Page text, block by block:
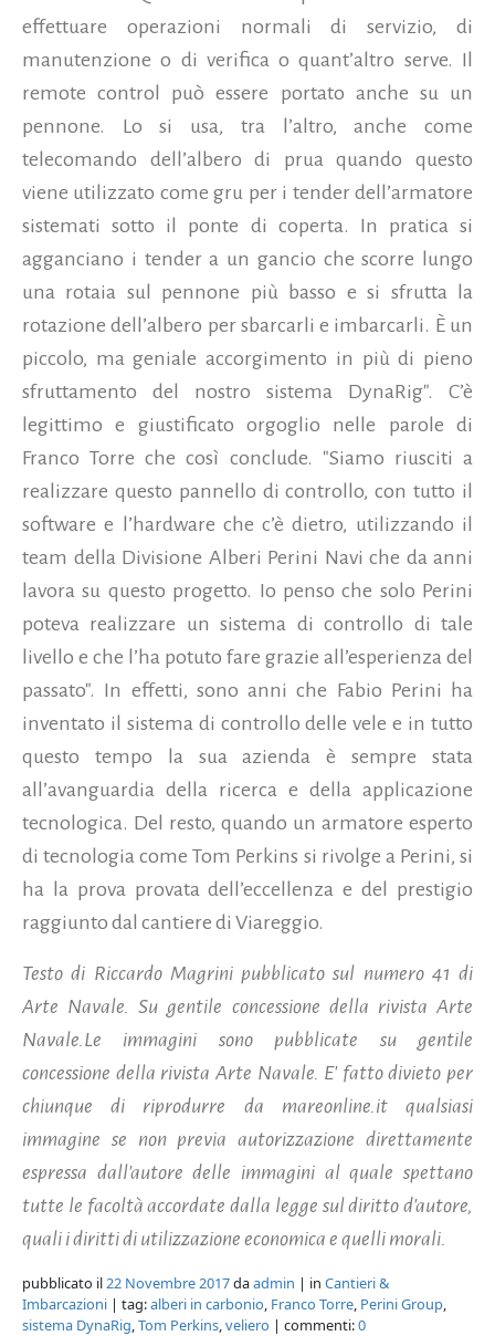
effettuare operazioni normali di servizio, di
manutenzione o di verifica o quant’altro serve. Il
remote control può essere portato anche su un
pennone. Lo si usa, tra l’altro, anche come
telecomando dell’albero di prua quando questo
viene utilizzato come gru per i tender dell’armatore
sistemati sotto il ponte di coperta. In pratica si
agganciano i tender a un gancio che scorre lungo
una rotaia sul pennone più basso e si sfrutta la
rotazione dell’albero per sbarcarli e imbarcarli. È un
piccolo, ma geniale accorgimento in più di pieno
sfruttamento del nostro sistema DynaRig". C’è
legittimo e giustificato orgoglio nelle parole di
Franco Torre che così conclude. "Siamo riusciti a
realizzare questo pannello di controllo, con tutto il
software e l’hardware che c’è dietro, utilizzando il
team della Divisione Alberi Perini Navi che da anni
lavora su questo progetto. Io penso che solo Perini
poteva realizzare un sistema di controllo di tale
livello e che l’ha potuto fare grazie all’esperienza del
passato". In effetti, sono anni che Fabio Perini ha
inventato il sistema di controllo delle vele e in tutto
questo tempo la sua azienda è sempre stata
all’avanguardia della ricerca e della applicazione
tecnologica. Del resto, quando un armatore esperto
di tecnologia come Tom Perkins si rivolge a Perini, si
ha la prova provata dell’eccellenza e del prestigio
raggiunto dal cantiere di Viareggio.
Testo di Riccardo Magrini pubblicato sul numero 41 di
Arte Navale. Su gentile concessione della rivista Arte
Navale.Le immagini sono pubblicate su gentile
concessione della rivista Arte Navale. E' fatto divieto per
chiunque di riprodurre da mareonline.it qualsiasi
immagine se non previa autorizzazione direttamente
espressa dall'autore delle immagini al quale spettano
tutte le facoltà accordate dalla legge sul diritto d'autore,
quali i diritti di utilizzazione economica e quelli morali.
pubblicato il22 Novembre 2017daadmin | in Cantieri &
Imbarcazioni | tag:alberi in carbonio, Franco Torre, Perini Group,
sistema DynaRig,Tom Perkins,veliero | commenti:0